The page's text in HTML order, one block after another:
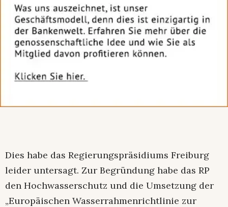
Dies habe das Regierungspräsidiums Freiburg
leider untersagt. Zur Begründung habe das RP
den Hochwasserschutz und die Umsetzung der
„Europäischen Wasserrahmenrichtlinie zur